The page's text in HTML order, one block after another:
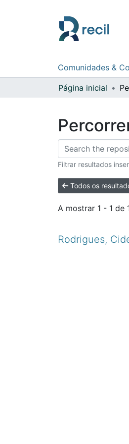
Comunidades &
Página inicial
Filtrar resultados
Todos os
A mostrar 1 - 1 de
Rodrigues,